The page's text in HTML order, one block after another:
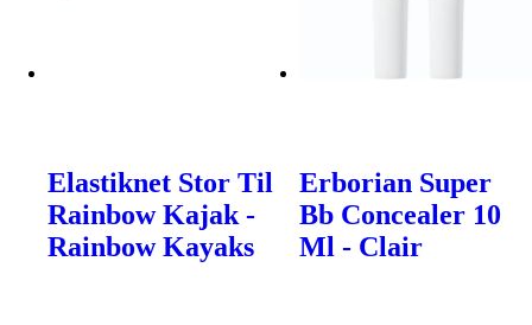
Elastiknet Stor Til
Rainbow Kajak -
Rainbow Kayaks
Erborian Super
Bb Concealer 10
Ml - Clair